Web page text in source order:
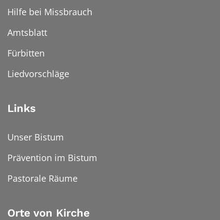
Hilfe bei Missbrauch
Amtsblatt
Fürbitten
Liedvorschläge
Links
Unser Bistum
Prävention im Bistum
Pastorale Räume
Orte von Kirche